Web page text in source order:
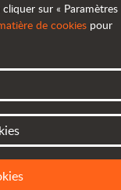
sur « Paramètres
de cookies pour